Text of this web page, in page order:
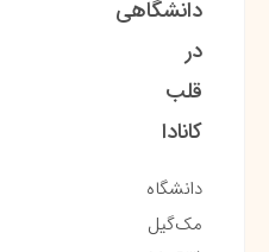
دانشگاهی
در
قلب
کانادا
دانشگاه
مک‌گیل